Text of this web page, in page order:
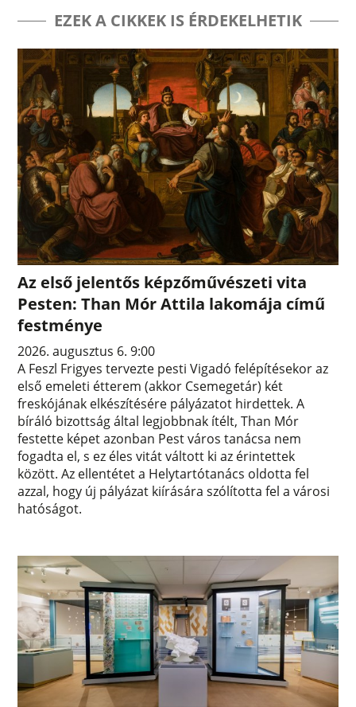
EZEK A CIKKEK IS ÉRDEKELHETIK
Az első jelentős képzőművészeti vita
Pesten: Than Mór Attila lakomája című
festménye
2026. augusztus 6. 9:00
A Feszl Frigyes tervezte pesti Vigadó felépítésekor az
első emeleti étterem (akkor Csemegetár) két
freskójának elkészítésére pályázatot hirdettek. A
bíráló bizottság által legjobbnak ítélt, Than Mór
festette képet azonban Pest város tanácsa nem
fogadta el, s ez éles vitát váltott ki az érintettek
között. Az ellentétet a Helytartótanács oldotta fel
azzal, hogy új pályázat kiírására szólította fel a városi
hatóságot.